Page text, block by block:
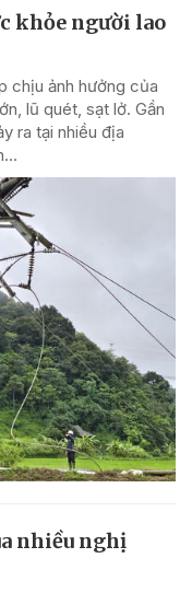
khỏe người lao
chịu ảnh hưởng của
lũ quét, sạt lở. Gần
ra tại nhiều địa
nhiều nghị